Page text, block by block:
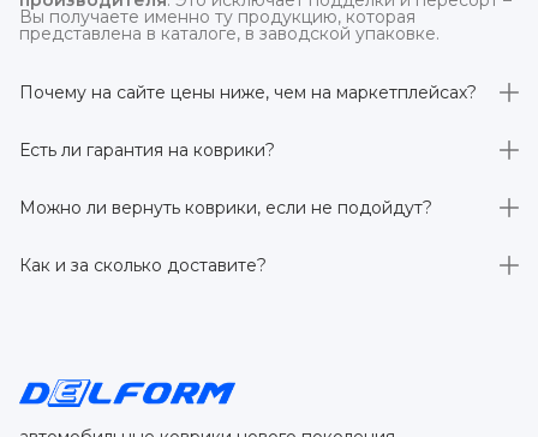
Вы получаете именно ту продукцию, которая
представлена в каталоге, в заводской упаковке.
Почему на сайте цены ниже, чем на маркетплейсах?
отгрузка идётнапрямую со склада производителя
без посредников.
Есть ли гарантия на коврики?
производителя 3 года. Если в течение этого срока
обнаружится производственный дефект – заменим
Можно ли вернуть коврики, если не подойдут?
заказанного дистанционно,без объяснения причин –
при условии сохранения товарного вида. Если коврик не
Как и за сколько доставите?